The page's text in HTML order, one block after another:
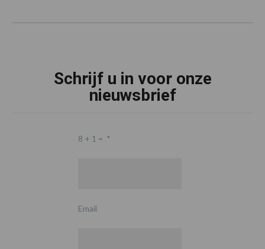
Schrijf u in voor onze
nieuwsbrief
8 + 1 = *
Email